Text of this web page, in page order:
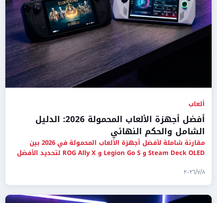
ألعاب
أفضل أجهزة الألعاب المحمولة 2026: الدليل
الشامل والحكم النهائي
مقارنة شاملة لأفضل أجهزة الألعاب المحمولة في 2026 بين
Steam Deck OLED و Legion Go S و ROG Ally X لتحديد الأفضل
٨‏/٧‏/٢٠٢٦